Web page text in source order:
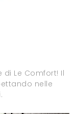
Le Comfort! Il
nelle